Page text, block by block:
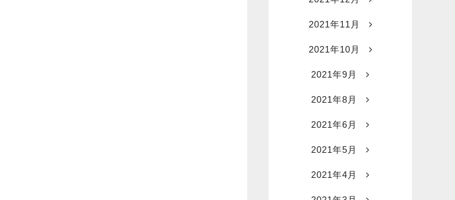
2021年11月
2021年10月
2021年9月
2021年8月
2021年6月
2021年5月
2021年4月